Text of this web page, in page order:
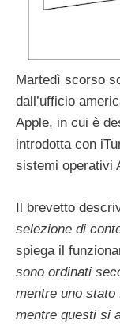
Martedì scorso
dall’ufficio
Apple, in cui è
introdotta con
sistemi operativi
Il brevetto
selezione di
spiega il
sono ordinati
mentre uno
mentre questi si